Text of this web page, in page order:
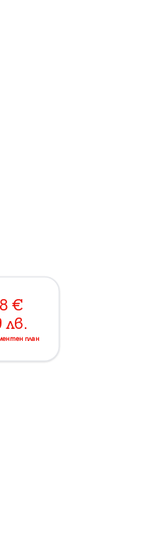
€
лв.
план